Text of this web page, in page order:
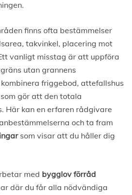
finns ofta bestämmelser
takvinkel, placering mot
vanligt misstag är att uppföra
utan grannens
friggebod, attefallshus
gör att den totala
Här kan en erfaren rådgivare
och ta fram
som visar att du håller dig
med bygglov förråd
där du får alla nödvändiga